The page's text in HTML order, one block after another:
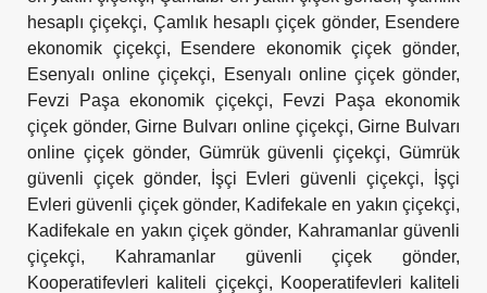
hesaplı çiçekçi, Çamlık hesaplı çiçek gönder, Esendere
ekonomik çiçekçi, Esendere ekonomik çiçek gönder,
Esenyalı online çiçekçi, Esenyalı online çiçek gönder,
Fevzi Paşa ekonomik çiçekçi,
Fevzi Paşa ekonomik
çiçek gönder,Girne Bulvarı online çiçekçi,Girne Bulvarı
online çiçek gönder, Gümrük güvenli çiçekçi,Gümrük
güvenli çiçek gönder, İşçi Evleri güvenli çiçekçi,
İşçi
Evleri güvenli çiçek gönder, Kadifekale en yakın çiçekçi,
Kadifekale en yakın çiçek gönder, Kahramanlar güvenli
çiçekçi, Kahramanlar güvenli çiçek gönder,
Kooperatifevleri kaliteli çiçekçi, Kooperatifevleri kaliteli